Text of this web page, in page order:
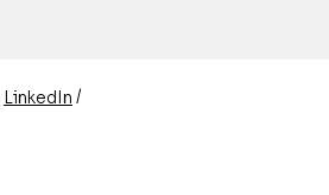
/
LinkedIn